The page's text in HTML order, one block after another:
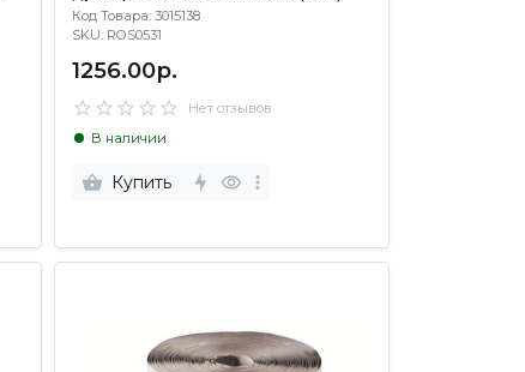
Код Товара: 3015138
SKU: ROS0531
1256.00р.
Нет отзывов
В наличии
Купить